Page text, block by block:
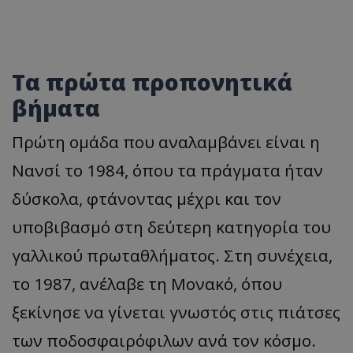
Τα πρώτα προπονητικά
βήματα
Πρώτη ομάδα που αναλαμβάνει είναι η
Νανσί το 1984, όπου τα πράγματα ήταν
δύσκολα, φτάνοντας μέχρι και τον
υποβιβασμό στη δεύτερη κατηγορία του
γαλλικού πρωταθλήματος. Στη συνέχεια,
το 1987, ανέλαβε τη Μονακό, όπου
ξεκίνησε να γίνεται γνωστός στις πιάτσες
των ποδοσφαιρόφιλων ανά τον κόσμο.